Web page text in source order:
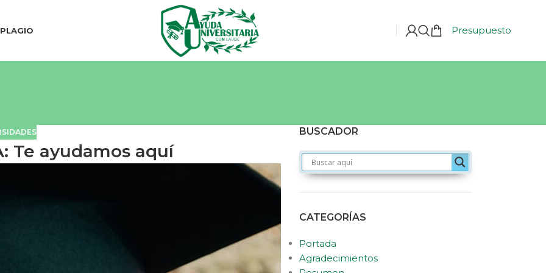
Presupuesto
Te ayudamos aquí
BUSCADOR
CATEGORÍAS
Portada
Agradecimientos